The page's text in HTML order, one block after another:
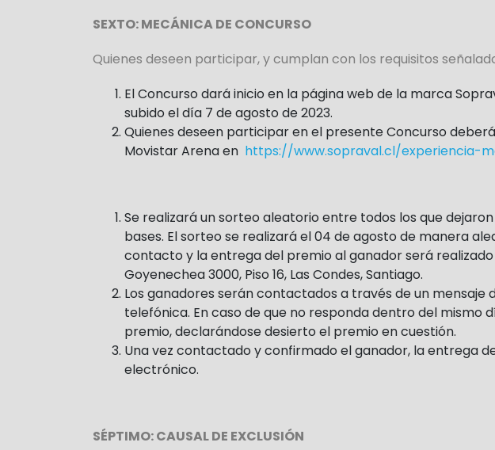
SEXTO: MECÁNICA DE CONCURSO
Quienes deseen participar, y cumplan con los requisitos
El Concurso dará inicio en la página web de la marca
subido el día 7 de agosto de 2023.
Quienes deseen participar en el presente Concurso
Movistar Arena en https://www.sopraval.cl/experiencia-
Se realizará un sorteo aleatorio entre todos los que
bases. El sorteo se realizará el 04 de agosto de manera
contacto y la entrega del premio al ganador será realizado
Goyenechea 3000, Piso 16, Las Condes, Santiago.
Los ganadores serán contactados a través de un
telefónica. En caso de que no responda dentro del
premio, declarándose desierto el premio en cuestión.
Una vez contactado y confirmado el ganador, la entrega
electrónico.
SÉPTIMO: CAUSAL DE EXCLUSIÓN